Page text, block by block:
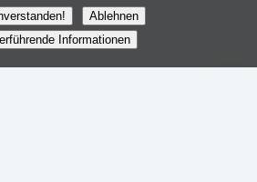
Ablehnen
Informationen